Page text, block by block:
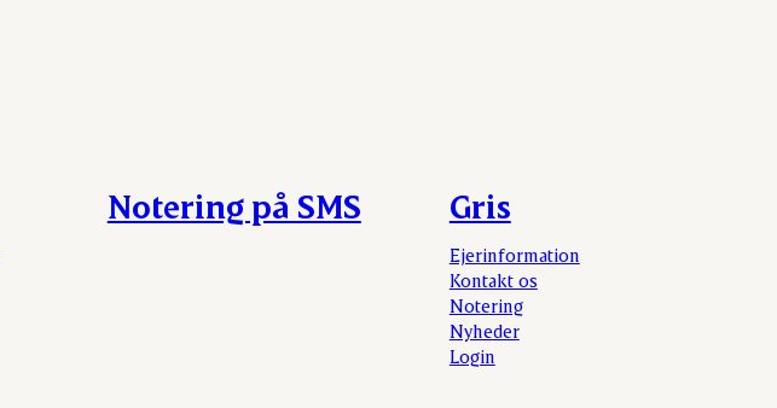
Notering på SMS Gris
Ejerinformation
Kontakt os
Notering
Nyheder
Login